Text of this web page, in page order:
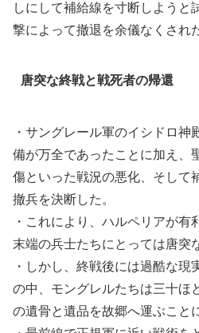
しにして補給線を寸断しようと
撃によって撤退を余儀なくされ
唐突な終戦と戦死者の帰還
・サングレール軍のイシドロ
備が万全であったことに加え、
傷といった戦況の悪化、そして
撤兵を決断した。
・これにより、ハルペリアが有
末端の兵士たちにとっては唐突
・しかし、終戦後には過酷な現
の中、モングレルたちは三十ほ
の遺骨と遺品を故郷へ運ぶこと